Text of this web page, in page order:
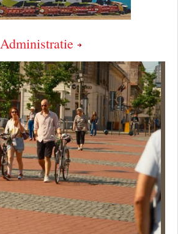
Administratie